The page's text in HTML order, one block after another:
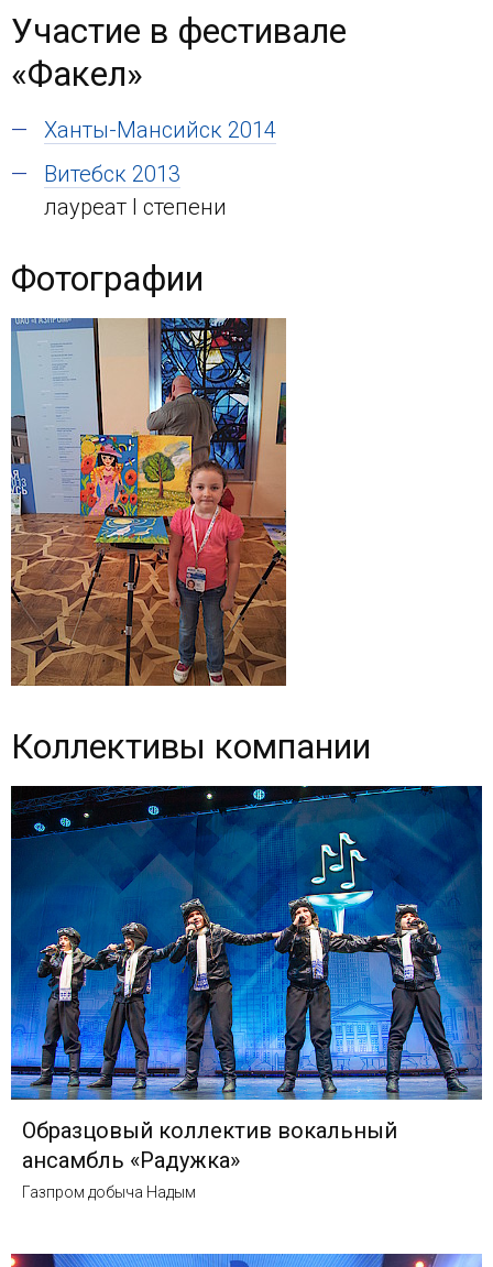
Участие в фестивале
«Факел»
Ханты-Мансийск 2014
Витебск 2013
лауреат I степени
Фотографии
Коллективы компании
Образцовый коллектив вокальный
ансамбль «Радужка»
Газпром добыча Надым